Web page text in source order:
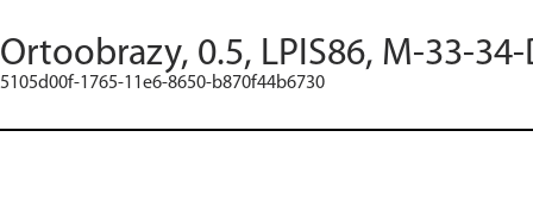
Ortoobrazy, 0.5, LPIS86, M-33-
5105d00f-1765-11e6-8650-b870f44b6730